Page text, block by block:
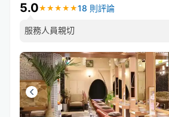
5.0★ ★ ★ ★ ★
★ ★ ★ ★ ★18 則評論
服務人員親切